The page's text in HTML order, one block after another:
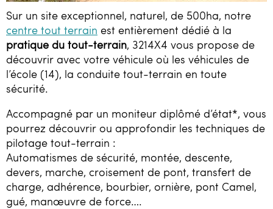
Sur un site exceptionnel, naturel, de 500ha, notre
centre tout terrain est entièrement dédié à la
pratique du tout-terrain, 3214X4 vous propose de
découvrir avec votre véhicule où les véhicules de
l’école (14), la conduite tout-terrain en toute
sécurité.
Accompagné par un moniteur diplômé d’état*, vous
pourrez découvrir ou approfondir les techniques de
pilotage tout-terrain :
Automatismes de sécurité, montée, descente,
devers, marche, croisement de pont, transfert de
charge, adhérence, bourbier, ornière, pont Camel,
gué, manœuvre de force….